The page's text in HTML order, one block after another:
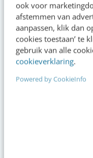
ook voor
afstemmen van
aanpassen, klik dan
cookies toestaan’ te
gebruik van alle
cookieverklaring.
Powered by CookieInfo